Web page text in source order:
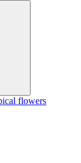
flowers